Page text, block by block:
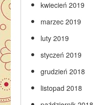
kwiecień 2019
marzec 2019
luty 2019
styczeń 2019
grudzień 2018
listopad 2018